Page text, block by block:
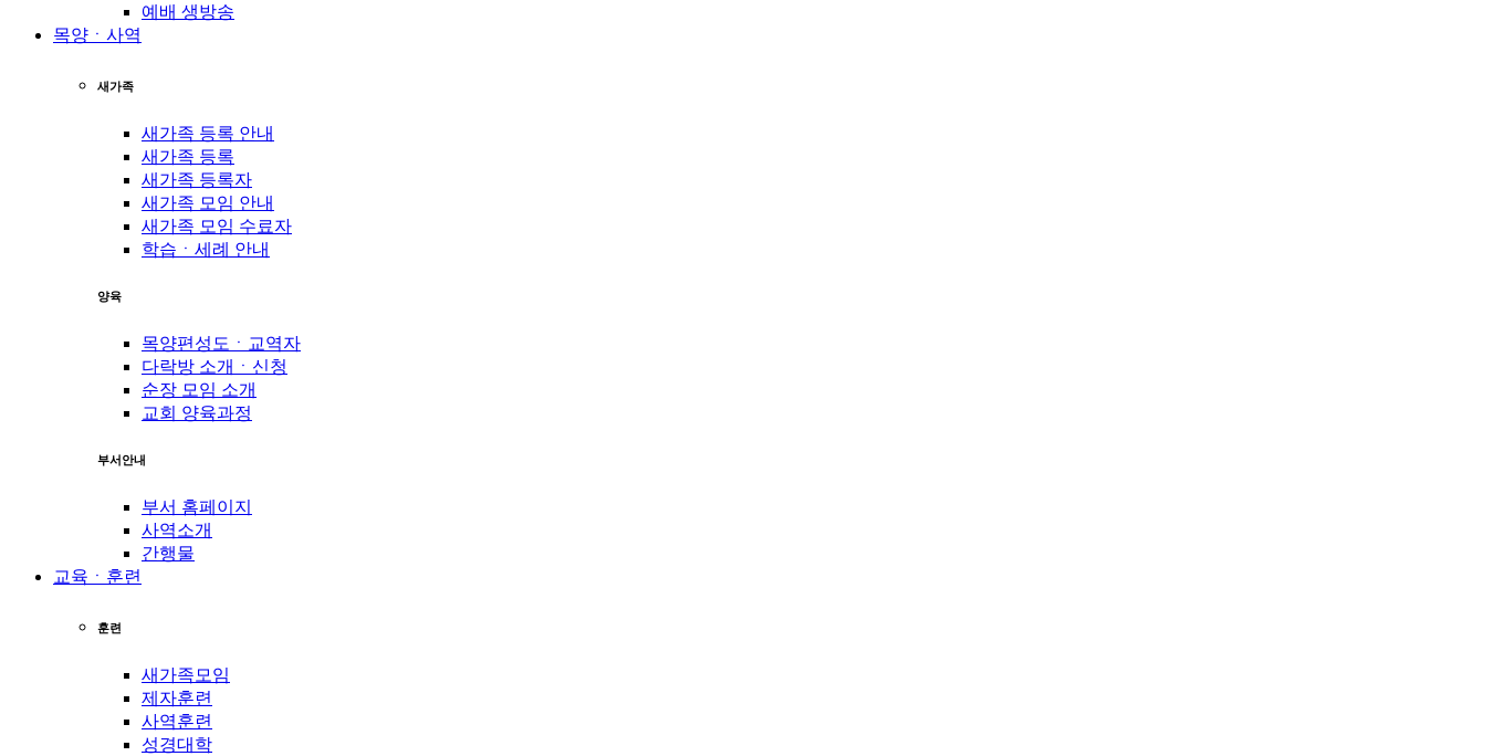
예배 생방송
목양ㆍ사역
새가족
새가족 등록 안내
새가족 등록
새가족 등록자
새가족 모임 안내
새가족 모임 수료자
학습ㆍ세례 안내
양육
목양편성도ㆍ교역자
다락방 소개ㆍ신청
순장 모임 소개
교회 양육과정
부서안내
부서 홈페이지
사역소개
간행물
교육ㆍ훈련
훈련
새가족모임
제자훈련
사역훈련
성경대학